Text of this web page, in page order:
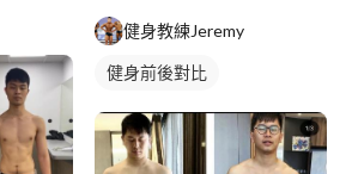
健身教練Jeremy
健身前後對比